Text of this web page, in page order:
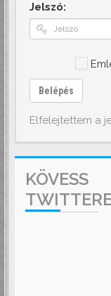
Jelszó:
Belépés
Elfelejtettem a
KÖVESS